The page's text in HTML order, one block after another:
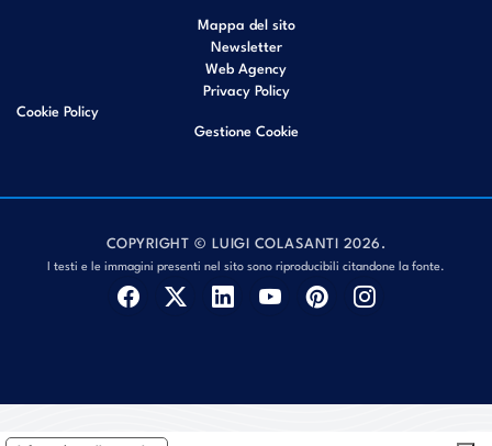
Mappa del sito
Newsletter
Web Agency
Privacy Policy
Cookie Policy
Gestione Cookie
COPYRIGHT © LUIGI COLASANTI 2026.
I testi e le immagini presenti nel sito sono riproducibili citandone la fonte.